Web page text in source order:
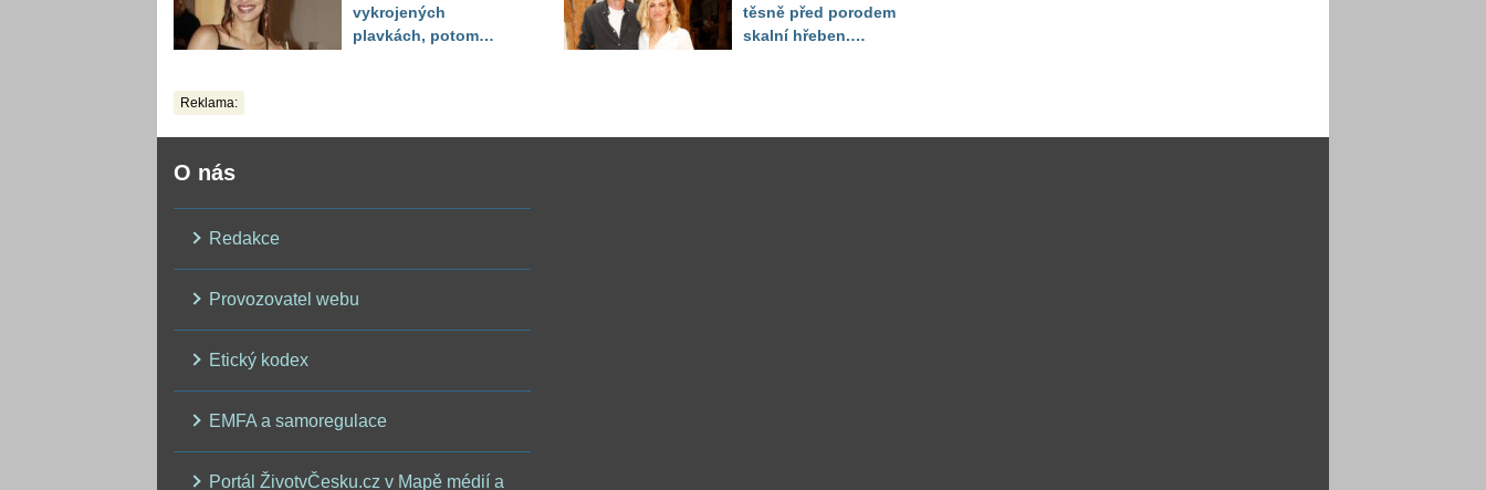
vykrojených
plavkách, potom
těsně před porodem
skalní hřeben.
Reklama:
O nás
Redakce
Provozovatel webu
Etický kodex
EMFA a samoregulace
Portál ŽivotvČesku.cz v Mapě médií a